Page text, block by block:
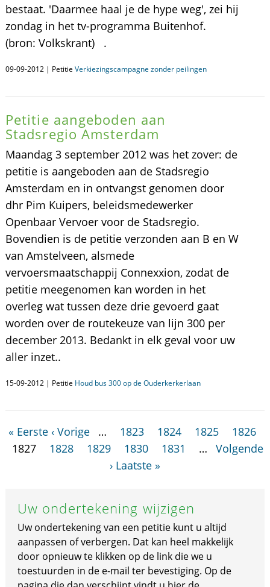
bestaat. 'Daarmee haal je de hype weg', zei hij
zondag in het tv-programma Buitenhof.
(bron: Volkskrant) .
09-09-2012 | Petitie Verkiezingscampagne zonder peilingen
Petitie aangeboden aan
Stadsregio Amsterdam
Maandag 3 september 2012 was het zover: de
petitie is aangeboden aan de Stadsregio
Amsterdam en in ontvangst genomen door
dhr Pim Kuipers, beleidsmedewerker
Openbaar Vervoer voor de Stadsregio.
Bovendien is de petitie verzonden aan B en W
van Amstelveen, alsmede
vervoersmaatschappij Connexxion, zodat de
petitie meegenomen kan worden in het
overleg wat tussen deze drie gevoerd gaat
worden over de routekeuze van lijn 300 per
december 2013. Bedankt in elk geval voor uw
aller inzet..
15-09-2012 | Petitie Houd bus 300 op de Ouderkerkerlaan
« Eerste ‹ Vorige … 1823 1824 1825
1826
1827
1828 1829 1830 1831 …
Volgende
› Laatste »
Uw ondertekening wijzigen
Uw ondertekening van een petitie kunt u altijd
aanpassen of verbergen. Dat kan heel makkelijk
door opnieuw te klikken op de link die we u
toestuurden in de e-mail ter bevestiging. Op de